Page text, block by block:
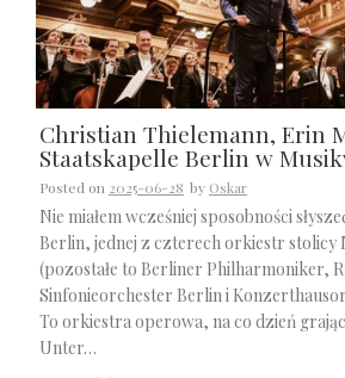
Christian Thielemann, Erin
Staatskapelle Berlin w
Posted on 2025-06-28 by Oskar
Nie miałem wcześniej sposobności
Berlin, jednej z czterech orkiestr stolicy
(pozostałe to Berliner Philharmoniker,
Sinfonieorchester Berlin i
To orkiestra operowa, na co dzień
Unter…